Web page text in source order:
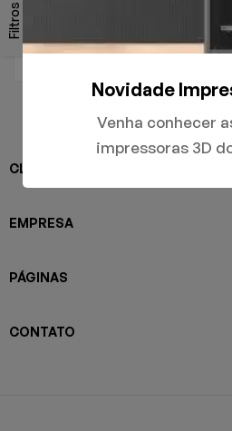
Filtros
CLIENTES
EMPRESA
PÁGINAS
CONTATO
Novidade
Venha conhecer
impressoras 3D